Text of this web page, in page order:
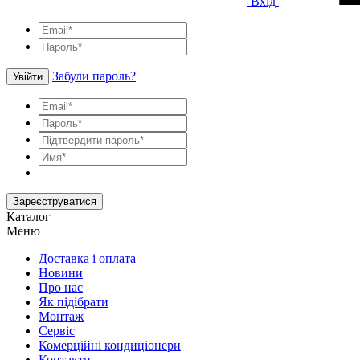
Увійти Забули пароль?
Зареєструватися
Каталог
Меню
Доставка і оплата
Новини
Про нас
Як підібрати
Монтаж
Сервіс
Комерційні кондиціонери